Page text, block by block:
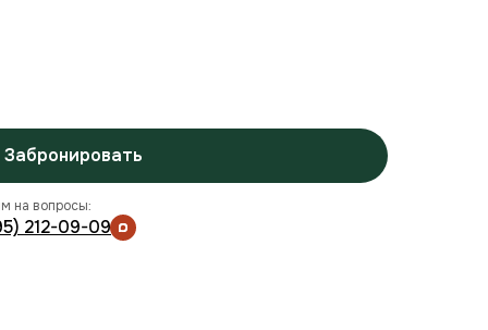
Забронировать
на вопросы:
212-09-09